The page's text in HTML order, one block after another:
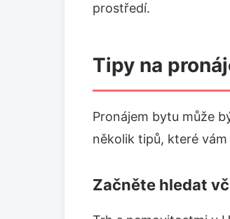
prostředí.
Tipy na
Pronájem bytu může
několik tipů, které
Začněte hledat